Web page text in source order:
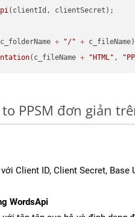
(clientId, clientSecret);
+ "/" +
(c_fileName + "HTML" ,
PPSM đơn giản
với Client ID, Client Secret, Base
WordsApi